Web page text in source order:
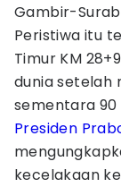
Gambir-
Peristiwa itu
Timur KM
dunia setelah
sementara
Presiden
kecelakaan